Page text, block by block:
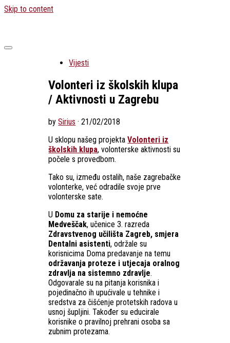
Skip to content
Vijesti
Volonteri iz školskih klupa
/ Aktivnosti u Zagrebu
bySirius ·21/02/2018
U sklopu našeg projektaVolonteri iz
školskih klupa, volonterske aktivnosti su
počele s provedbom.
Tako su, između ostalih, naše zagrebačke
volonterke, već odradile svoje prve
volonterske sate.
U Domu za starije i nemoćne
Medveščak, učenice 3. razreda
Zdravstvenog učilišta Zagreb, smjera
Dentalni asistenti, održale su
korisnicima Doma predavanje na temu
održavanja proteze i utjecaja oralnog
zdravlja na sistemno zdravlje.
Odgovarale su na pitanja korisnika i
pojedinačno ih upućivale u tehnike i
sredstva za čišćenje protetskih radova u
usnoj šupljini. Također su educirale
korisnike o pravilnoj prehrani osoba sa
zubnim protezama.